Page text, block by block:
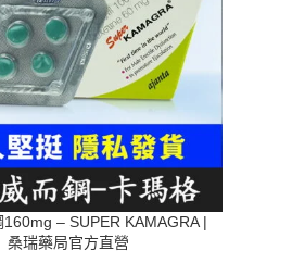
– SUPER KAMAGRA |
桑瑞藥局官方直營